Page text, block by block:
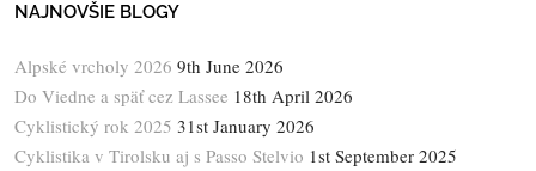
NAJNOVŠIE BLOGY
Alpské vrcholy 2026 9th June 2026
Do Viedne a späť cez Lassee 18th April 2026
Cyklistický rok 2025 31st January 2026
Cyklistika v Tirolsku aj s Passo Stelvio 1st September 2025